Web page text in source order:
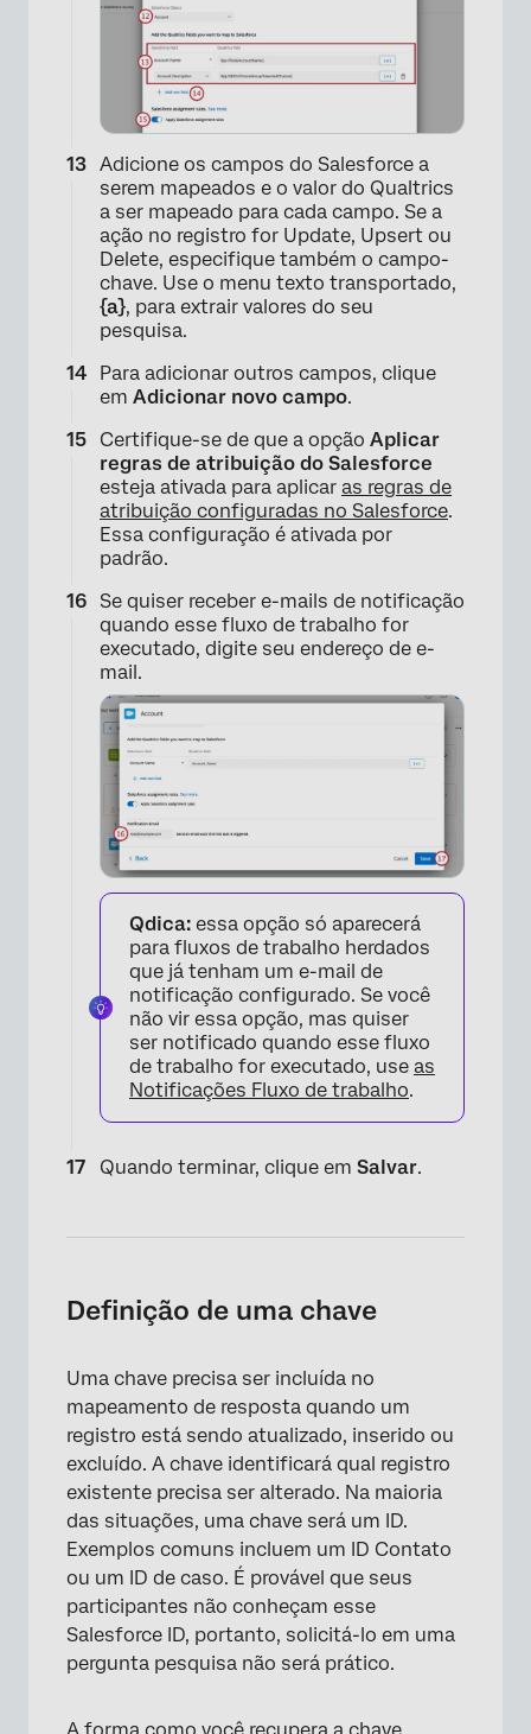
×
×
×
Adicione os campos do Salesforce a
serem mapeados e o valor do Qualtrics
a ser mapeado para cada campo. Se a
ação no registro for Update, Upsert ou
Delete, especifique também o campo-
chave. Use o menu texto transportado,
{a}, para extrair valores do seu
pesquisa.
Para adicionar outros campos, clique
em Adicionar novo campo.
Certifique-se de que a opção Aplicar
regras de atribuição do Salesforce
esteja ativada para aplicar as regras de
atribuição configuradas no Salesforce.
Essa configuração é ativada por
padrão.
Se quiser receber e-mails de notificação
quando esse fluxo de trabalho for
executado, digite seu endereço de e-
mail.
Qdica: essa opção só aparecerá
para fluxos de trabalho herdados
que já tenham um e-mail de
notificação configurado. Se você
não vir essa opção, mas quiser
ser notificado quando esse fluxo
de trabalho for executado, use as
Notificações Fluxo de trabalho.
Quando terminar, clique em Salvar.
Definição de uma chave
Uma chave precisa ser incluída no
mapeamento de resposta quando um
registro está sendo atualizado, inserido ou
excluído. A chave identificará qual registro
existente precisa ser alterado. Na maioria
das situações, uma chave será um ID.
Exemplos comuns incluem um ID Contato
ou um ID de caso. É provável que seus
participantes não conheçam esse
Salesforce ID, portanto, solicitá-lo em uma
pergunta pesquisa não será prático.